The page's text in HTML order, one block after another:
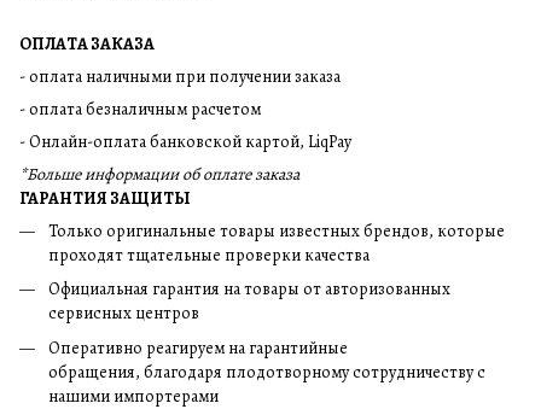
ОПЛАТА ЗАКАЗА
- оплата наличными при получении заказа
- оплата безналичным расчетом
- Онлайн-оплата банковской картой, LiqPay
*Больше информации об оплате заказа
ГАРАНТИЯ ЗАЩИТЫ
Только оригинальные товары известных брендов, которые
проходят тщательные проверки качества
Официальная гарантия на товары от авторизованных
сервисных центров
Оперативно реагируем на гарантийные
обращения, благодаря плодотворному сотрудничеству с
нашими импортерами